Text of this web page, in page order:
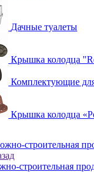
Дачные туалеты
Крышка колодца
Комплектующие
Крышка колодца
строительная
строительная